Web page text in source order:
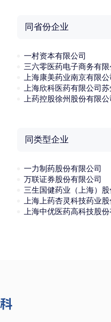
同省份企业
一村资本有限公司
三六零医药电子商务有
上海康美药业南京有限
上药控股徐州股份有限
同类型企业
一力制药股份有限公司
万联证券股份有限公司